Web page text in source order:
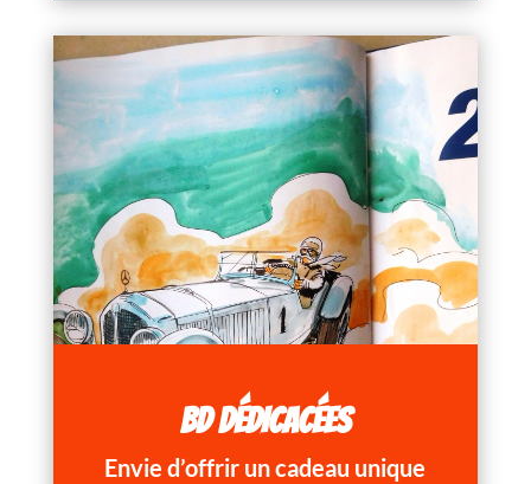
BD DÉDICACÉES
Envie d’offrir un cadeau unique